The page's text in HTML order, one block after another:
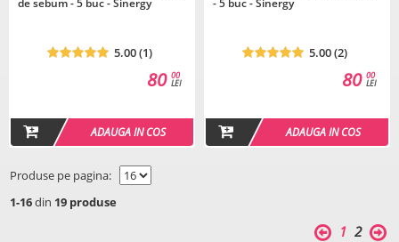
de sebum - 5 buc - Sinergy
5.00 (1)
00
LEI
80
ADAUGA IN COS
- 5 buc - Sinergy
5.00 (2)
00
LEI
80
ADAUGA IN COS
Produse pe pagina:
1-16din 19 produse
1 2